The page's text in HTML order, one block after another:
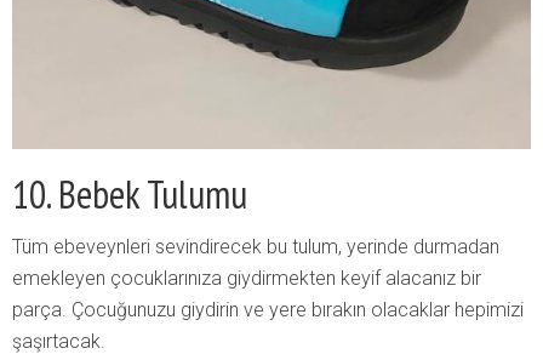
10. Bebek Tulumu
Tüm ebeveynleri sevindirecek bu tulum, yerinde durmadan
emekleyen çocuklarınıza giydirmekten keyif alacanız bir
parça. Çocuğunuzu giydirin ve yere bırakın olacaklar hepimizi
şaşırtacak.